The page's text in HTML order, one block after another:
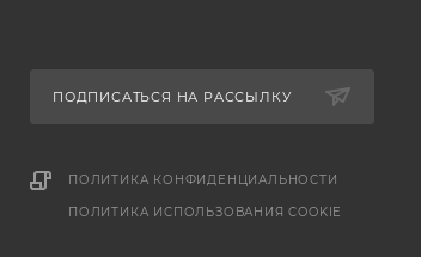
ПОДПИСАТЬСЯ НА РАССЫЛКУ
ПОЛИТИКА КОНФИДЕНЦИАЛЬНОСТИ
ПОЛИТИКА ИСПОЛЬЗОВАНИЯ COOKIE